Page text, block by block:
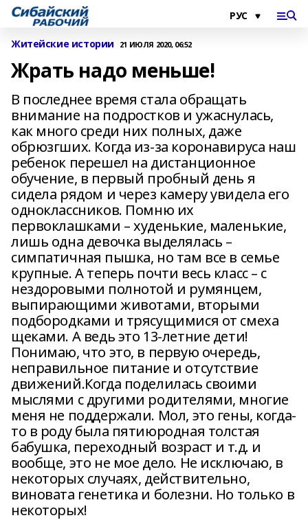
Житейские истории 21 ИЮЛЯ 2020, 06:52
Жрать надо меньше!
В последнее время стала обращать
внимание на подростков и ужаснулась,
как много среди них полных, даже
обрюзгших. Когда из-за коронавируса наш
ребенок перешел на дистанционное
обучение, в первый пробный день я
сидела рядом и через камеру увидела его
одноклассников. Помню их
первоклашками – худенькие, маленькие,
лишь одна девочка выделялась –
симпатичная пышка, но там все в семье
крупные. А теперь почти весь класс – с
нездоровыми полнотой и румянцем,
выпирающими животами, вторыми
подбородками и трясущимися от смеха
щеками. А ведь это 13-летние дети!
Понимаю, что это, в первую очередь,
неправильное питание и отсутствие
движений.Когда поделилась своими
мыслями с другими родителями, многие
меня не поддержали. Мол, это гены, когда-
то в роду была пятиюродная толстая
бабушка, переходный возраст и т.д. и
вообще, это не мое дело. Не исключаю, в
некоторых случаях, действительно,
виновата генетика и болезни. Но только в
некоторых!